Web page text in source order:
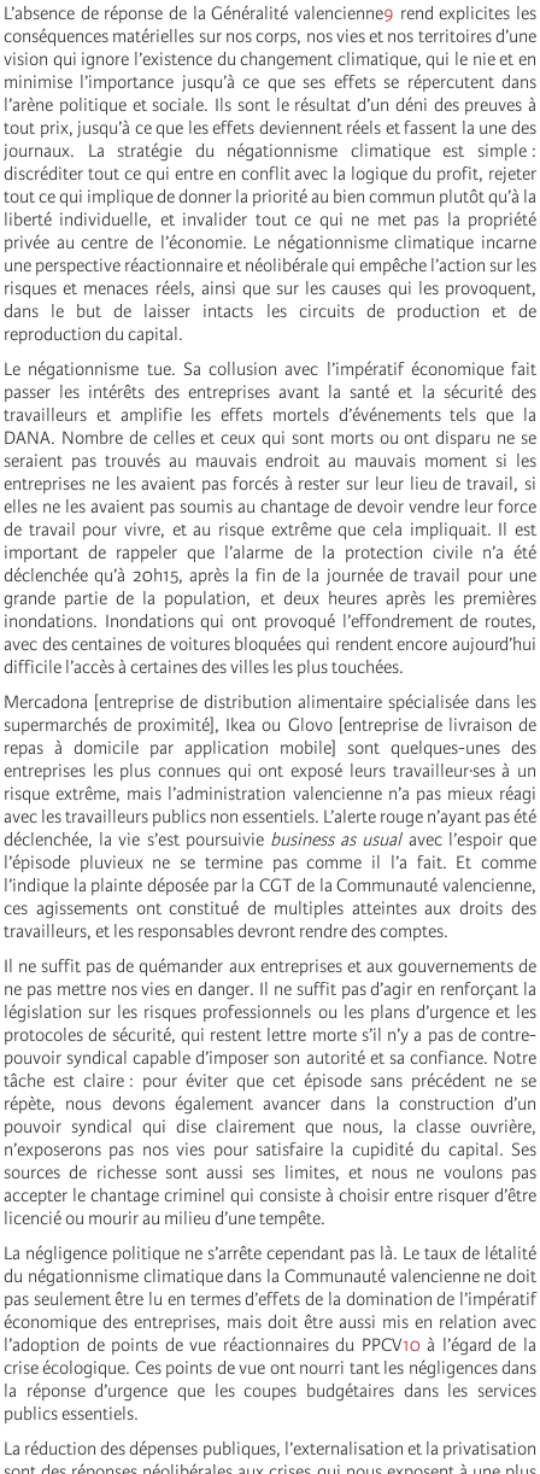
L’absence de réponse de la Généralité valencienne9 rend explicites les
conséquences matérielles sur nos corps, nos vies et nos territoires d’une
vision qui ignore l’existence du changement climatique, qui le nie et en
minimise l’importance jusqu’à ce que ses effets se répercutent dans
l’arène politique et sociale. Ils sont le résultat d’un déni des preuves à
tout prix, jusqu’à ce que les effets deviennent réels et fassent la une des
journaux. La stratégie du négationnisme climatique est simple :
discréditer tout ce qui entre en conflit avec la logique du profit, rejeter
tout ce qui implique de donner la priorité au bien commun plutôt qu’à la
liberté individuelle, et invalider tout ce qui ne met pas la propriété
privée au centre de l’économie. Le négationnisme climatique incarne
une perspective réactionnaire et néolibérale qui empêche l’action sur les
risques et menaces réels, ainsi que sur les causes qui les provoquent,
dans le but de laisser intacts les circuits de production et de
reproduction du capital.
Le négationnisme tue. Sa collusion avec l’impératif économique fait
passer les intérêts des entreprises avant la santé et la sécurité des
travailleurs et amplifie les effets mortels d’événements tels que la
DANA. Nombre de celles et ceux qui sont morts ou ont disparu ne se
seraient pas trouvés au mauvais endroit au mauvais moment si les
entreprises ne les avaient pas forcés à rester sur leur lieu de travail, si
elles ne les avaient pas soumis au chantage de devoir vendre leur force
de travail pour vivre, et au risque extrême que cela impliquait. Il est
important de rappeler que l’alarme de la protection civile n’a été
déclenchée qu’à 20h15, après la fin de la journée de travail pour une
grande partie de la population, et deux heures après les premières
inondations. Inondations qui ont provoqué l’effondrement de routes,
avec des centaines de voitures bloquées qui rendent encore aujourd’hui
difficile l’accès à certaines des villes les plus touchées.
Mercadona [entreprise de distribution alimentaire spécialisée dans les
supermarchés de proximité], Ikea ou Glovo [entreprise de livraison de
repas à domicile par application mobile] sont quelques-unes des
entreprises les plus connues qui ont exposé leurs travailleur·ses à un
risque extrême, mais l’administration valencienne n’a pas mieux réagi
avec les travailleurs publics non essentiels. L’alerte rouge n’ayant pas été
déclenchée, la vie s’est poursuivie business as usual avec l’espoir que
l’épisode pluvieux ne se termine pas comme il l’a fait. Et comme
l’indique la plainte déposée par la CGT de la Communauté valencienne,
ces agissements ont constitué de multiples atteintes aux droits des
travailleurs, et les responsables devront rendre des comptes.
Il ne suffit pas de quémander aux entreprises et aux gouvernements de
ne pas mettre nos vies en danger. Il ne suffit pas d’agir en renforçant la
législation sur les risques professionnels ou les plans d’urgence et les
protocoles de sécurité, qui restent lettre morte s’il n’y a pas de contre-
pouvoir syndical capable d’imposer son autorité et sa confiance. Notre
tâche est claire : pour éviter que cet épisode sans précédent ne se
répète, nous devons également avancer dans la construction d’un
pouvoir syndical qui dise clairement que nous, la classe ouvrière,
n’exposerons pas nos vies pour satisfaire la cupidité du capital. Ses
sources de richesse sont aussi ses limites, et nous ne voulons pas
accepter le chantage criminel qui consiste à choisir entre risquer d’être
licencié ou mourir au milieu d’une tempête.
La négligence politique ne s’arrête cependant pas là. Le taux de létalité
du négationnisme climatique dans la Communauté valencienne ne doit
pas seulement être lu en termes d’effets de la domination de l’impératif
économique des entreprises, mais doit être aussi mis en relation avec
l’adoption de points de vue réactionnaires du PPCV10à l’égard de la
crise écologique. Ces points de vue ont nourri tant les négligences dans
la réponse d’urgence que les coupes budgétaires dans les services
publics essentiels.
La réduction des dépenses publiques, l’externalisation et la privatisation